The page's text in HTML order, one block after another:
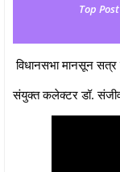
Top
विधानसभा मानसून
संयुक्‍त कलेक्‍टर डॉ.